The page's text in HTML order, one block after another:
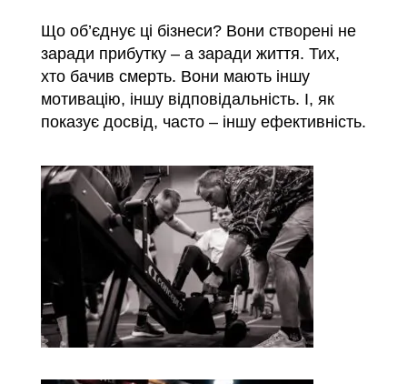
Що об’єднує ці бізнеси? Вони створені не
заради прибутку – а заради життя. Тих,
хто бачив смерть. Вони мають іншу
мотивацію, іншу відповідальність. І, як
показує досвід, часто – іншу ефективність.